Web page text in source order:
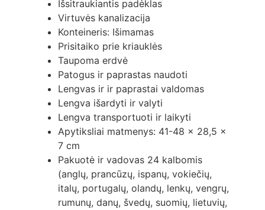
Išsitraukiantis padėklas
Virtuvės kanalizacija
Konteineris: Išimamas
Prisitaiko prie kriauklės
Taupoma erdvė
Patogus ir paprastas naudoti
Lengvas ir ir paprastai valdomas
Lengva išardyti ir valyti
Lengva transportuoti ir laikyti
Apytiksliai matmenys: 41-48 x 28,5 x
7 cm
Pakuotė ir vadovas 24 kalbomis
(anglų, prancūzų, ispanų, vokiečių,
italų, portugalų, olandų, lenkų, vengrų,
rumunų, danų, švedų, suomių, lietuvių,